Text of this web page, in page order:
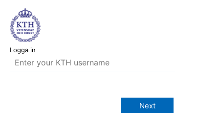
Logga in
Next